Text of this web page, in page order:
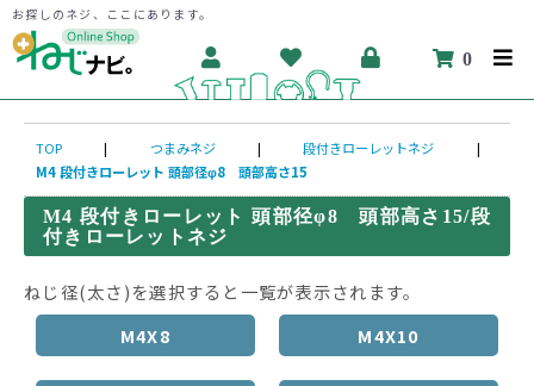
お探しのネジ、ここにあります。
0
TOP | つまみネジ | 段付きローレットネジ
|
M4 段付きローレット 頭部径φ8 頭部高さ15
M4 段付きローレット 頭部径φ8 頭部高さ15/段
付きローレットネジ
ねじ径(太さ)を選択すると一覧が表示されます。
M4X8
M4X10